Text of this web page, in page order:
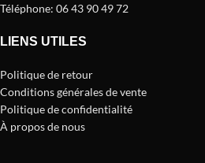
Téléphone: 06 43 90 49 72
LIENS UTILES
Politique de retour
Conditions générales de vente
Politique de confidentialité
À propos de nous